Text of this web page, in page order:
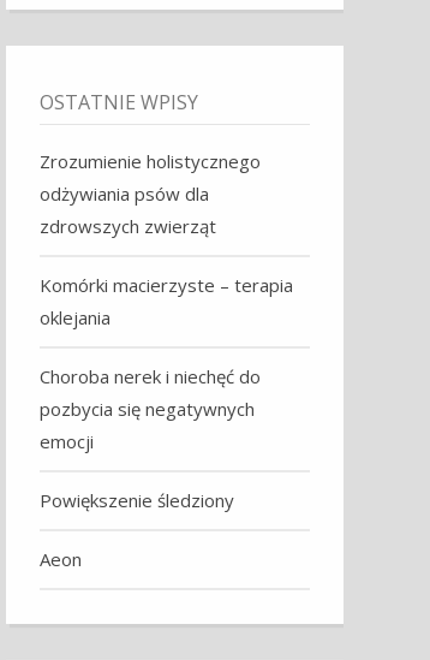
OSTATNIE WPISY
Zrozumienie holistycznego
odżywiania psów dla
zdrowszych zwierząt
Komórki macierzyste – terapia
oklejania
Choroba nerek i niechęć do
pozbycia się negatywnych
emocji
Powiększenie śledziony
Aeon